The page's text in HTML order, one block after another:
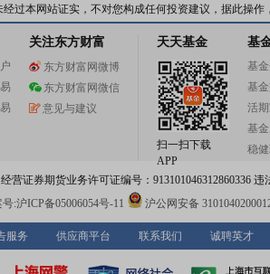
过本网站证实，不对您构成任何投资建议，据此操作
关注东方财富
东方财富网微博
东方财富网微信
意见与建议
天天基金
扫一扫下载
APP
基
基
基
活
基
稳
营证券期货业务许可证编号：913101046312860336 违
:沪ICP备05006054号-11 沪公网安备
服务 供应商平台 联系我们 诚聘英才